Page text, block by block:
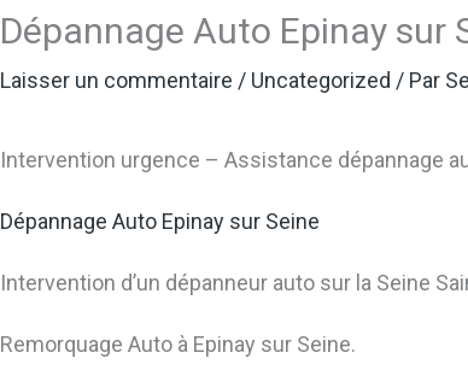
Dépannage Auto Epinay sur
Laisser un commentaire / Uncategorized / Par
Intervention urgence – Assistance dépannage
Dépannage Auto Epinay sur Seine
Intervention d’un dépanneur auto sur la Seine
Remorquage Auto à Epinay sur Seine.